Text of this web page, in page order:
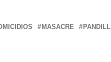
MASACRE